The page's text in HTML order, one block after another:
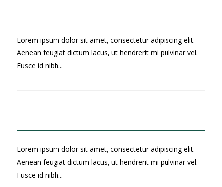
Lorem ipsum dolor sit amet, consectetur adipiscing elit.
Aenean feugiat dictum lacus, ut hendrerit mi pulvinar vel.
Fusce id nibh...
de
audio
Lorem ipsum dolor sit amet, consectetur adipiscing elit.
Aenean feugiat dictum lacus, ut hendrerit mi pulvinar vel.
Fusce id nibh...